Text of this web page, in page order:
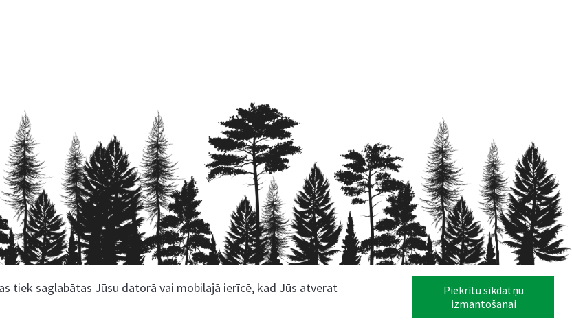
tiek saglabātas Jūsu datorā vai mobilajā ierīcē, kad Jūs atverat
Piekrītu sīkdatņu
izmantošanai